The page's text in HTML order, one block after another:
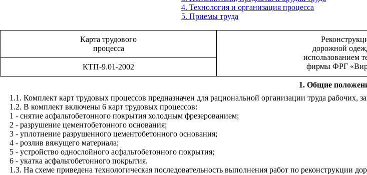
4. Технология и организация процесса
5. Приемы труда
Карта трудового
процесса
дорожной
использованием
фирмы ФРГ
КТП-9.01-2002
1. Общие
1.1 . Комплект карт трудовых процессов предназначен для рациональной организации труда рабочих,
1.2. В комплект включены 6 карт трудовых процессов:
1 - снятие асфальтобетонного покрытия холодным фрезерованием;
2 - разрушение цементобетонного основания;
3- уплотнение разрушенного цементобетонного основания;
4- розлив вяжущего материала;
5- устройство однослойного асфальтобетонного покрытия;
6- укатка асфальтобетонного покрытия.
1.3. На схеме приведена технологическая последовательность выполнения работ по